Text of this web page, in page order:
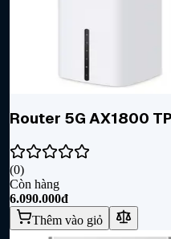
Router 5G AX1800
(0)
Còn hàng
6.090.000đ
Thêm vào giỏ